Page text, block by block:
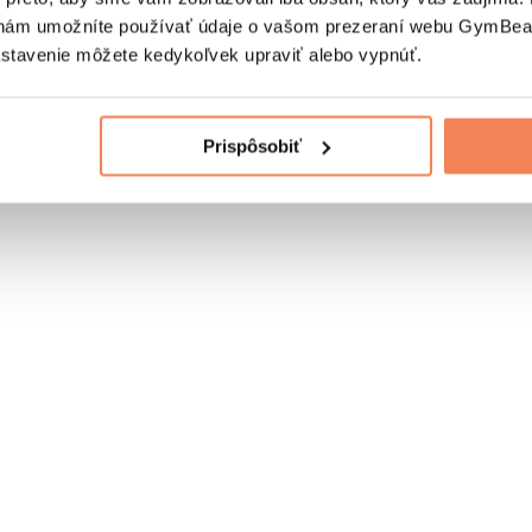
umožníte používať údaje o vašom prezeraní webu
môžete kedykoľvek upraviť alebo vypnúť.
Prispôsobiť